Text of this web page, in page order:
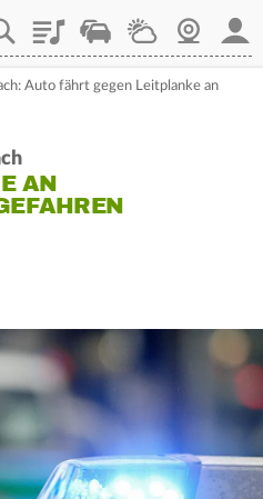
PlaylistStaupilotWetterWebcam
Auto fährt gegen Leitplanke an
AN